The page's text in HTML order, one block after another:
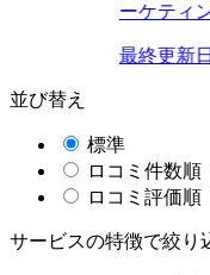
ーケティ
最終更新
並び替え
標準
ロコミ件数順
ロコミ評価順
サービスの特徴で絞り